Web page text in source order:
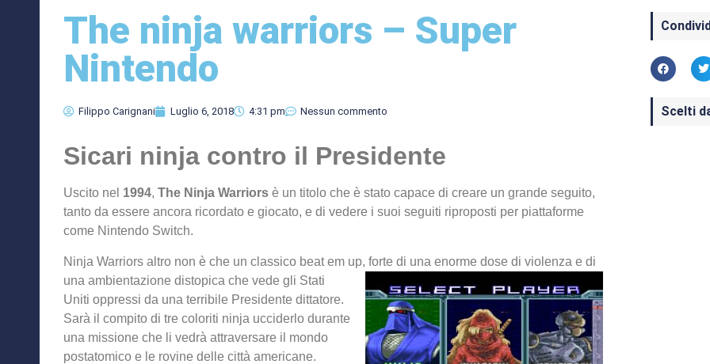
The ninja warriors – Super
Nintendo
Filippo Carignani Luglio 6, 2018 4:31 pm Nessun commento
Sicari ninja contro il Presidente
Uscito nel 1994, The Ninja Warriors è un titolo che è stato capace di creare un grande seguito,
tanto da essere ancora ricordato e giocato, e di vedere i suoi seguiti riproposti per piattaforme
come Nintendo Switch.
Ninja Warriors altro non è che un classico beat em up, forte di una enorme dose di violenza e di
una ambientazione distopica che vede gli Stati
Uniti oppressi da una terribile Presidente dittatore.
Sarà il compito di tre coloriti ninja ucciderlo durante
una missione che li vedrà attraversare il mondo
postatomico e le rovine delle città americane.
Scelti